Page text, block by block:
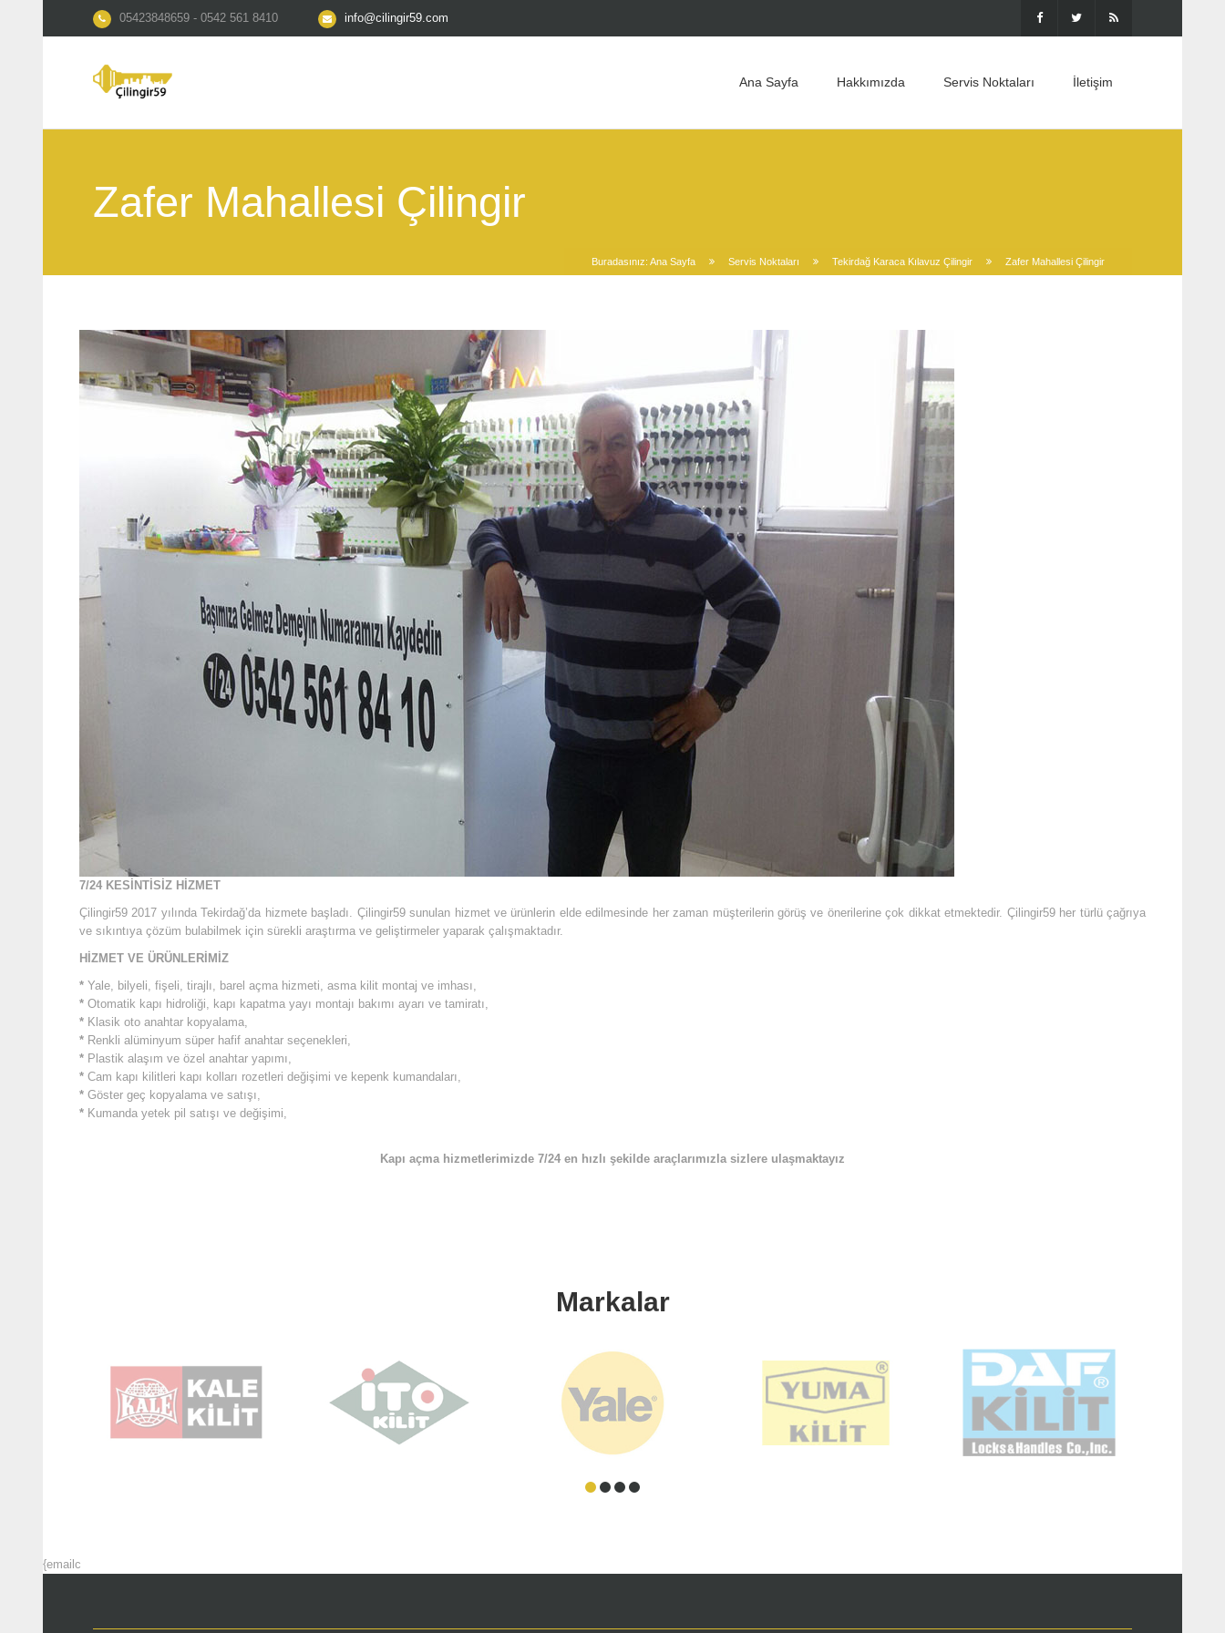
05423848659 - 0542 561 8410 info@cilingir59.com
Ana Sayfa Hakkımızda Servis Noktaları İletişim
Zafer Mahallesi Çilingir
Buradasınız: Ana Sayfa Servis Noktaları Tekirdağ Karaca Kılavuz Çilingir Zafer Mahallesi Çilingir
7/24 KESİNTİSİZ HİZMET
Çilingir59 2017 yılında Tekirdağ’da hizmete başladı. Çilingir59 sunulan hizmet ve ürünlerin elde edilmesinde her zaman müşterilerin görüş ve önerilerine çok dikkat etmektedir. Çilingir59 her türlü çağrıya
ve sıkıntıya çözüm bulabilmek için sürekli araştırma ve geliştirmeler yaparak çalışmaktadır.
HİZMET VE ÜRÜNLERİMİZ
* Yale, bilyeli, fişeli, tirajlı, barel açma hizmeti, asma kilit montaj ve imhası,
* Otomatik kapı hidroliği, kapı kapatma yayı montajı bakımı ayarı ve tamiratı,
* Klasik oto anahtar kopyalama,
* Renkli alüminyum süper hafif anahtar seçenekleri,
* Plastik alaşım ve özel anahtar yapımı,
* Cam kapı kilitleri kapı kolları rozetleri değişimi ve kepenk kumandaları,
* Göster geç kopyalama ve satışı,
* Kumanda yetek pil satışı ve değişimi,
Kapı açma hizmetlerimizde 7/24 en hızlı şekilde araçlarımızla sizlere ulaşmaktayız
Markalar
{emailc